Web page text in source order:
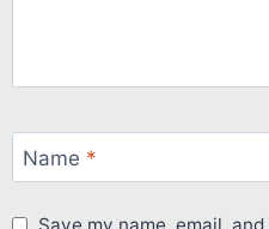
Name *